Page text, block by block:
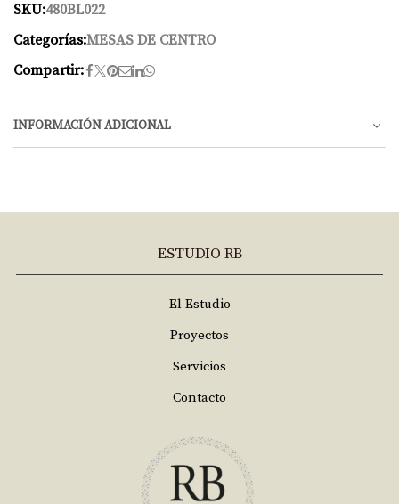
SKU:480BL022
Categorías:MESAS DE CENTRO
Compartir:
INFORMACIÓN ADICIONAL
ESTUDIO RB
El Estudio
Proyectos
Servicios
Contacto